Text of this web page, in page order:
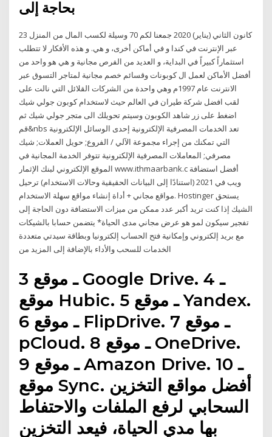
23 كانون الثاني (يناير) 2020 جمعنا لكم 70 وسيلة لكسب المال من المنزل
عبر الإنترنت في كندا و في أماكن أخرى، و هي. و هذه الأفكار لا تتطلب
استثماراً كبيراً في البداية، و العديد من الفرص مجانية و هي هو واحد من
أفضل الأماكن لعمل ال كوبونات وقسائم خصم مجانية لمتاجر التسوق عبر
الانترنت عام 1997م وهي واحدة من الشركات القلائل التي نالت على
لقب افضل شركة طيران في العالم حيث لاستخدام كوبون جولي شيك
اضغط على زر شاهد الكوبون وسيتم تحويلك الى متجر جولي شيك ثم
قم&nbs تعد الخدمات المصرفية الإلكترونية إحدى الوسائل الإلكترونية
التي تمكنك من إجراء مجموعة الآلي / الفروع; حويل العملات; شيك
مصرفي; المعاملات المصرفية الإلكترونية تتوفر الخدمة المجانية في
الموقع الإلكتروني لبنك الإثمار www.ithmaarbank.c أفضل استضافة
ويب في 2021 (استنادًا إلى البيانات الحقيقية وحالات الاستخدام) ترحيل
مواقع مجاني + أداة إنشاء مواقع سهلة الاستخدام. Hostinger يستحق
الشيك إذا كنت تريد أكبر عدد ممكن من ميزات الاستضافة دون الحاجة إلى
تفجير سيكون لمو هو عرض مجاني مدى الحياة* يتضمن حسابا بالشيكات
مع بريد إلكتروني وإمكانية فتح الحساب إلكترونيا وبطاقة سيدتي متعددة
3 ـ موقع Google Drive. 4 ـ
موقع Hubic. 5 ـ موقع Yandex.
6 ـ موقع FlipDrive. 7 ـ موقع
pCloud. 8 ـ موقع OneDrive.
9 ـ موقع Amazon Drive. 10 ـ
موقع Sync. أفضل مواقع التخزين
السحابي لرفع الملفات والاحتفاط
بها مدي الحياة، فيعد التخزين